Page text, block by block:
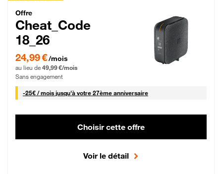
Cheat_Code Fibre_18_26
Offre
Cheat_Code
18_26
24,99 € par mois pendant 0 mois puis 49,99 € par mois, Sans engagement
24,99 €/mois
au lieu de 49,99 €/mois
Sans engagement
-25€ / mois25 € par mois
jusqu'à votre 27ème anniversaire
Choisir cette offre
Voir le détail